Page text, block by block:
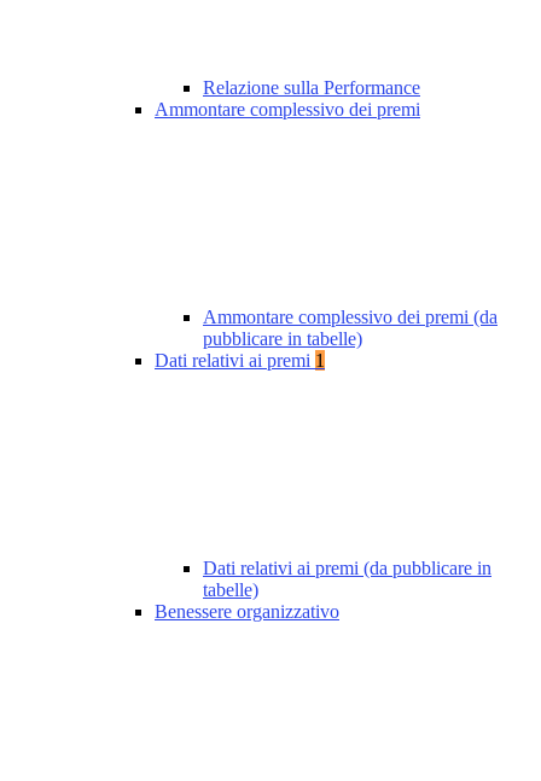
Relazione sulla Performance
Ammontare complessivo dei premi
Ammontare complessivo dei premi (da
pubblicare in tabelle)
Dati relativi ai premi 1
Dati relativi ai premi (da pubblicare in
tabelle)
Benessere organizzativo